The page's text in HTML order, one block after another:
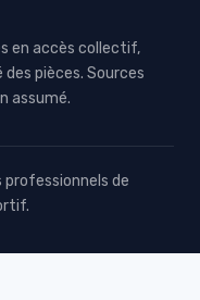
en accès collectif,
pièces. Sources
assumé.
professionnels de